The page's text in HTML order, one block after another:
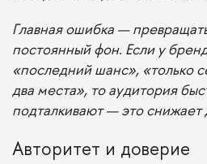
Главная ошибка —
постоянный фон. Если у
«последний шанс», «только
два места», то аудитория
подталкивают — это снижает
Авторитет и доверие